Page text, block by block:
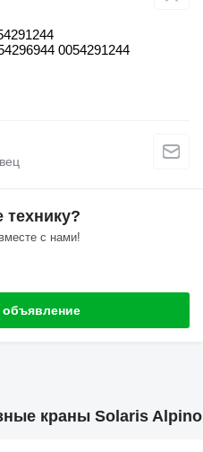
0054291244
технику?
с нами!
объявление
краны Solaris Alpino